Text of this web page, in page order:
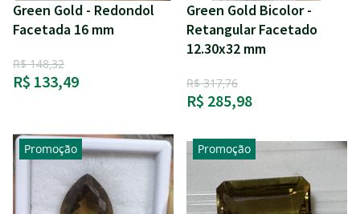
Green Gold - Redondol
Facetada 16 mm
R$ 148,32
R$ 133,49
Green Gold Bicolor -
Retangular Facetado
12.30x32 mm
R$ 317,76
R$ 285,98
Promoção Promoção